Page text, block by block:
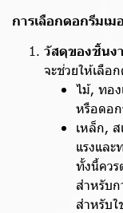
การเลือกดอกรีมเม
วัสดุของชิ้นง
จะช่วยให้เลือ
ไม้, ทอ
หรือดอ
เหล็ก,
แรงแล
ทั้งนี้ควร
สำหรับ
สำหรับ